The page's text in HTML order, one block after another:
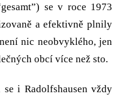
se v roce 1973
a efektivně plnily
nic neobvyklého, jen
obcí více než sto.
i Radolfshausen vždy